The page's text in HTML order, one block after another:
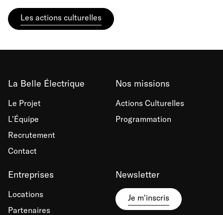
Les actions culturelles
La Belle Électrique
Le Projet
L'Équipe
Recrutement
Contact
Nos missions
Actions Culturelles
Programmation
Entreprises
Locations
Partenaires
Newsletter
Je m'inscris